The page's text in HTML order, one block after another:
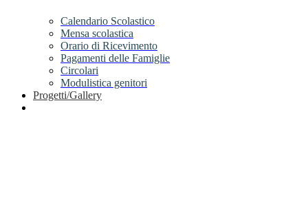
Calendario Scolastico
Mensa scolastica
Orario di Ricevimento
Pagamenti delle Famiglie
Circolari
Modulistica genitori
Progetti/Gallery